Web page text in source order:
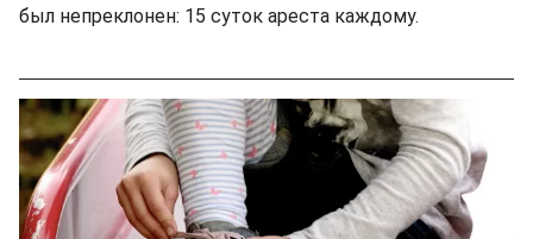
был непреклонен: 15 суток ареста каждому.